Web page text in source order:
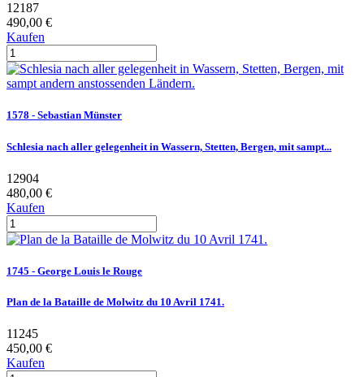
12187
490,00 €
Kaufen
1578 - Sebastian Münster
Schlesia nach aller gelegenheit in Wassern, Stetten, Bergen, mit sampt...
12904
480,00 €
Kaufen
1745 - George Louis le Rouge
Plan de la Bataille de Molwitz du 10 Avril 1741.
11245
450,00 €
Kaufen